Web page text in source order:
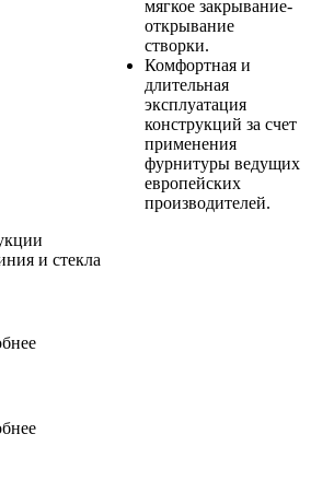
мягкое закрывание-
открывание
створки.
Комфортная и
длительная
эксплуатация
конструкций за счет
применения
фурнитуры ведущих
европейских
производителей.
и стекла